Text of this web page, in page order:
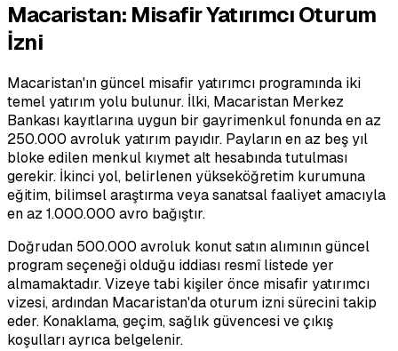
Macaristan: Misafir Yatırımcı Oturum
İzni
Macaristan'ın güncel misafir yatırımcı programında iki
temel yatırım yolu bulunur. İlki, Macaristan Merkez
Bankası kayıtlarına uygun bir gayrimenkul fonunda en az
250.000 avroluk yatırım payıdır. Payların en az beş yıl
bloke edilen menkul kıymet alt hesabında tutulması
gerekir. İkinci yol, belirlenen yükseköğretim kurumuna
eğitim, bilimsel araştırma veya sanatsal faaliyet amacıyla
en az 1.000.000 avro bağıştır.
Doğrudan 500.000 avroluk konut satın alımının güncel
program seçeneği olduğu iddiası resmî listede yer
almamaktadır. Vizeye tabi kişiler önce misafir yatırımcı
vizesi, ardından Macaristan'da oturum izni sürecini takip
eder. Konaklama, geçim, sağlık güvencesi ve çıkış
koşulları ayrıca belgelenir.